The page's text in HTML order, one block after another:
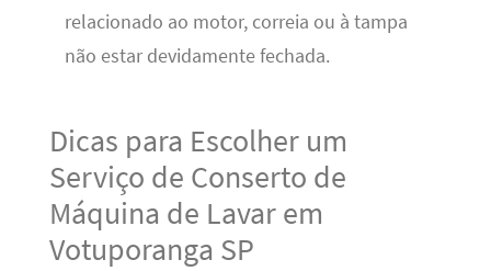
relacionado ao motor, correia ou à tampa
não estar devidamente fechada.
Dicas para Escolher um
Serviço de Conserto de
Máquina de Lavar em
Votuporanga SP